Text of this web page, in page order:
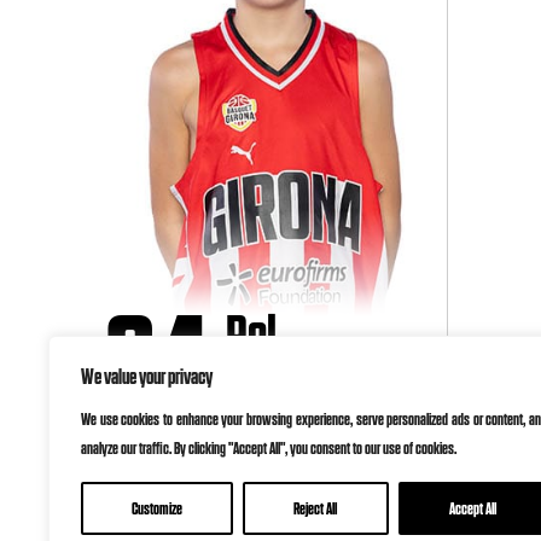
We value your privacy
We use cookies to enhance your browsing experience, serve personalized ads or content,
analyze our traffic. By clicking "Accept All", you consent to our use of cookies.
Customize Reject All Accept All
34 Pol